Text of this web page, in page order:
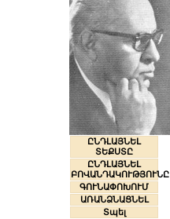
ԸՆԴԼԱՅՆԵԼ
ՏԵՔՍՏԸ
ԸՆԴԼԱՅՆԵԼ
ԲՈՎԱՆԴԱԿՈՒԹՅՈՒՆԸ
ԳՈՒՆԱՓՈԽՈՒՄ
ԱՌԱՆՁՆԱՑՆԵԼ
Տպել